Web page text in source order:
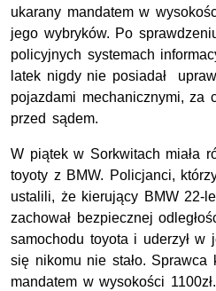
ukarany mandatem w
jego wybryków. Po
policyjnych systemach
latek nigdy nie posiadał
pojazdami mechanicznymi, za
przed sądem.
W piątek w Sorkwitach miała
toyoty z BMW. Policjanci,
ustalili, że kierujący BMW 22-
zachował bezpiecznej
samochodu toyota i uderzył w
się nikomu nie stało. Sprawca
mandatem w wysokości 1100zł.